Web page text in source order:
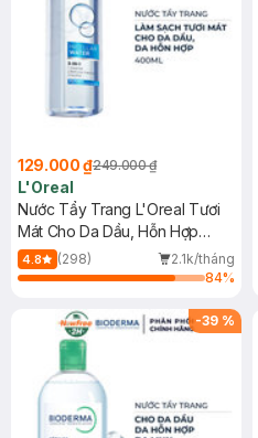
129.000 ₫249.000 ₫
L'Oreal
Nước Tẩy Trang L'Oreal Tươi
Mát Cho Da Dầu, Hỗn Hợp
400ml
4.8 (298)
2.1k/tháng
84%
-39 %